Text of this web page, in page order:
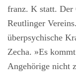
franz. K statt. Der
Reutlinger
überpsychische
Zecha. »Es
Angehörige nicht